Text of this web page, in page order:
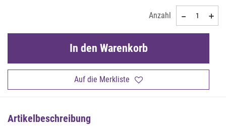
Anzahl
Auf die Merkliste
In den Warenkorb
Artikelbeschreibung